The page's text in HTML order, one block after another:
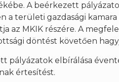
A beérkezett
területi gazdasági kamara
az MKIK részére. A
döntést követően
pályázatok elbírálása
értesítést.